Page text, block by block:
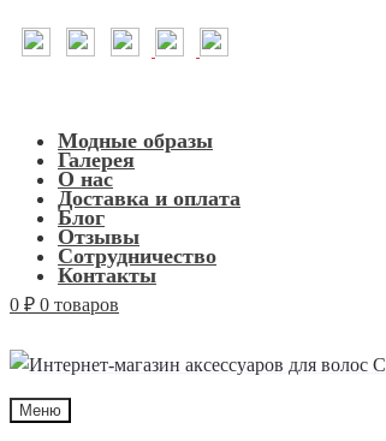
Модные образы
Галерея
О нас
Доставка и оплата
Блог
Отзывы
Сотрудничество
Контакты
0 ₽ 0 товаров
Меню